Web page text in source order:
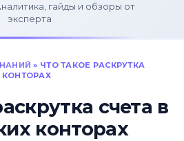
гайды и обзоры от
эксперта
» ЧТО ТАКОЕ РАСКРУТКА
КОНТОРАХ
счета в
конторах